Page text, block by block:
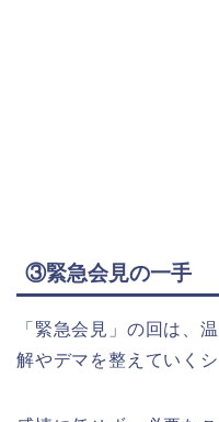
③緊急会見の一手
「緊急会見」の回は、
解やデマを整えていく